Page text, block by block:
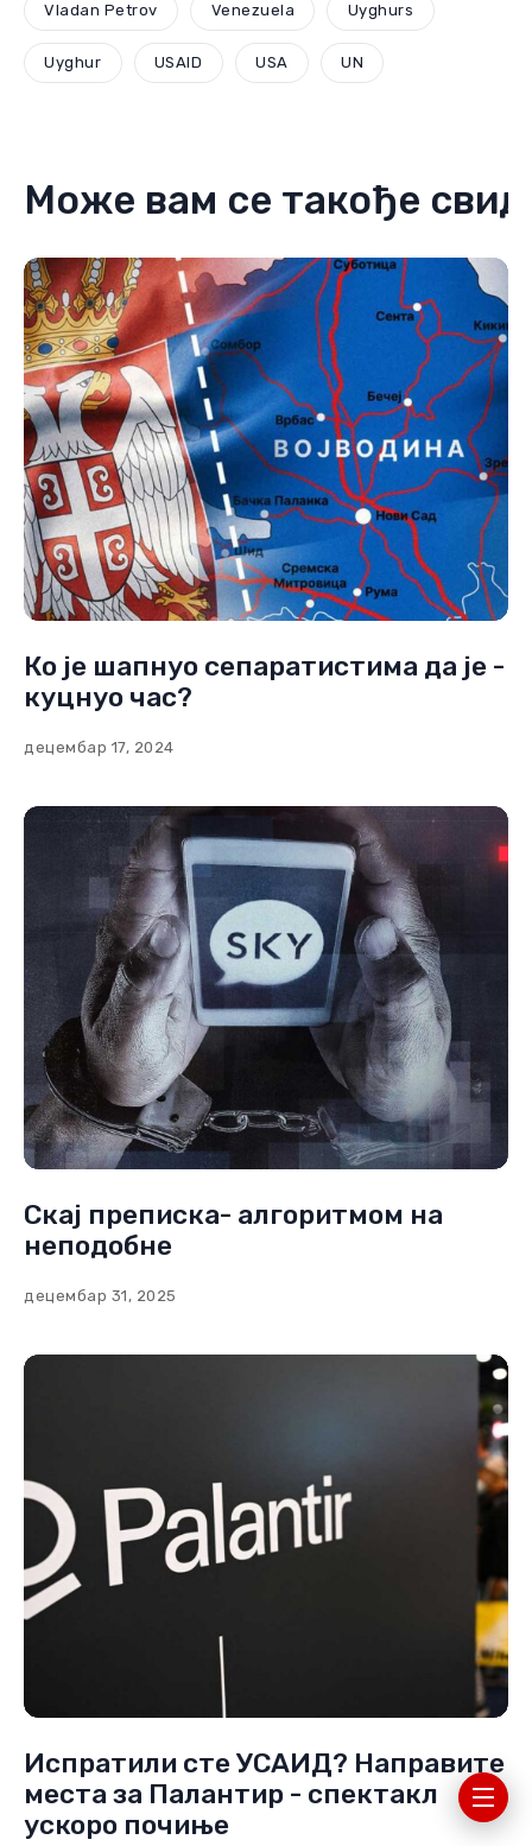
Vladan Petrov Venezuela Uyghurs
Uyghur USAID USA UN
Може вам се такође
Ко је шапнуо сепаратистима да је -
куцнуо час?
децембар 17, 2024
Скај преписка- алгоритмом на
неподобне
децембар 31, 2025
Испратили сте УСАИД? Направите
места за Палантир - спектакл
ускоро почиње